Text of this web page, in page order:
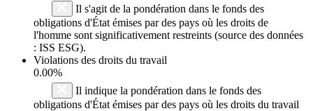
Il s'agit de la pondération dans le fonds des
obligations d'État émises par des pays où les droits de
l'homme sont significativement restreints (source des données
: ISS ESG).
Violations des droits du travail
0.00%
Il indique la pondération dans le fonds des
obligations d'État émises par des pays où les droits du travail